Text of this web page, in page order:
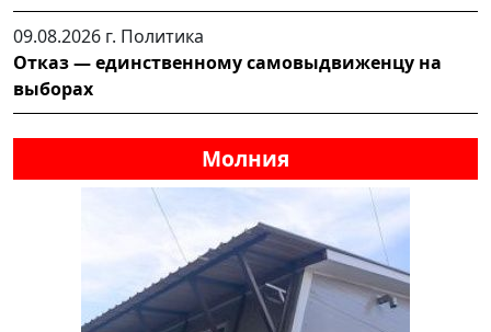
09.08.2026 г. Политика
Отказ — единственному самовыдвиженцу на
выборах
Молния